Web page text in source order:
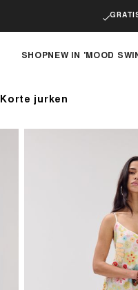
SHOPNEW IN 'MOOD
Korte jurken